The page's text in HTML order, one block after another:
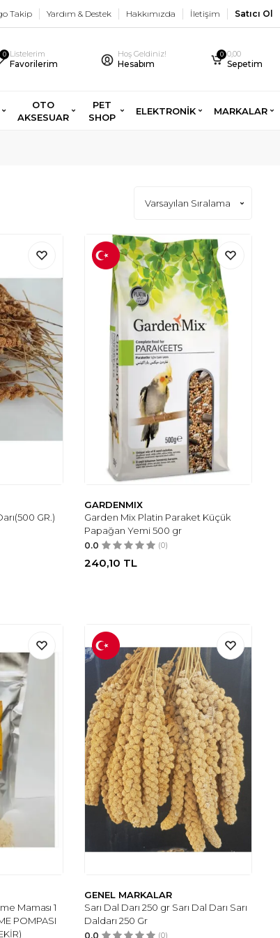
Takip Yardım & Destek Hakkımızda İletişim Satıcı Ol
0 Listelerim
Favorilerim
Hoş Geldiniz!
Hesabım
0 0,00
Sepetim
OTO
AKSESUAR
PET
SHOP
ELEKTRONİK MARKALAR
GR.)
GARDENMIX
Garden Mix Platin Paraket Küçük
Papağan Yemi 500 gr
0.0 (0)
240,10 TL
Maması 1
POMPASI
GENEL MARKALAR
Sarı Dal Darı 250 gr Sarı Dal Darı Sarı
Daldarı 250 Gr
0.0 (0)